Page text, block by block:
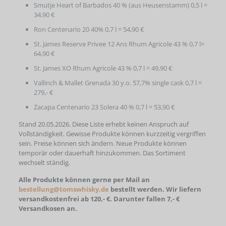
Smutje Heart of Barbados 40 % (aus Heusenstamm) 0,5 l =
34,90 €
Ron Centenario 20 40% 0,7 l = 54,90 €
St. James Reserve Privee 12 Ans Rhum Agricole 43 % 0,7 l=
64,90 €
St. James XO Rhum Agricole 43 % 0,7 l = 49,90 €
Vallinch & Mallet Grenada 30 y.o. 57,7% single cask 0,7 l =
279,- €
Zacapa Centenario 23 Solera 40 % 0,7 l = 53,90 €
Stand 20.05.2026. Diese Liste erhebt keinen Anspruch auf
Vollständigkeit. Gewisse Produkte können kurzzeitig vergriffen
sein. Preise können sich ändern. Neue Produkte können
temporär oder dauerhaft hinzukommen. Das Sortiment
wechselt ständig.
Alle Produkte können gerne per Mail an
bestellung@tomswhisky.de bestellt werden. Wir liefern
versandkostenfrei ab 120,- €. Darunter fallen 7,- €
Versandkosen an.